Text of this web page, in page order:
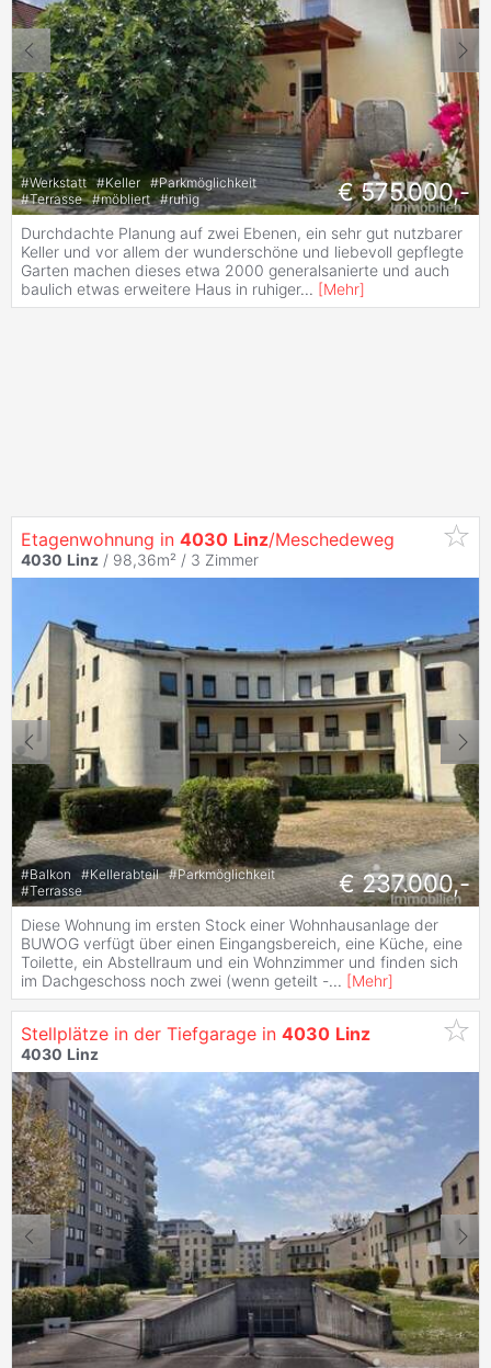
#Werkstatt #Keller #Parkmöglichkeit
#Terrasse #möbliert #ruhig € 575.000,-
Durchdachte Planung auf zwei Ebenen, ein sehr gut nutzbarer
Keller und vor allem der wunderschöne und liebevoll gepflegte
Garten machen dieses etwa 2000 generalsanierte und auch
baulich etwas erweitere Haus in ruhiger... [Mehr]
Etagenwohnung in 4030 Linz/Meschedeweg
4030 Linz / 98,36m² / 3 Zimmer
#Balkon #Kellerabteil #Parkmöglichkeit
#Terrasse € 237.000,-
Diese Wohnung im ersten Stock einer Wohnhausanlage der
BUWOG verfügt über einen Eingangsbereich, eine Küche, eine
Toilette, ein Abstellraum und ein Wohnzimmer und finden sich
im Dachgeschoss noch zwei (wenn geteilt -... [Mehr]
Stellplätze in der Tiefgarage in 4030 Linz
4030 Linz